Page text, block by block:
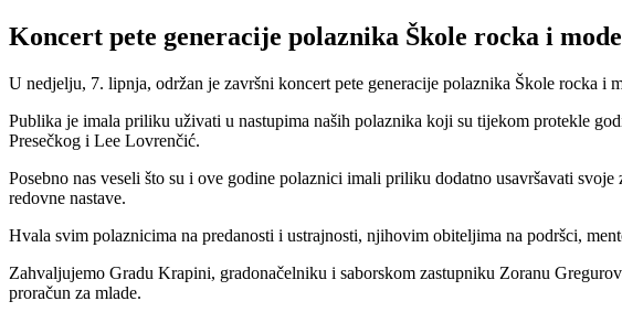
Koncert pete generacije polaznika Škole rocka i
U nedjelju, 7. lipnja, održan je završni koncert pete generacije polaznika Škole rocka i
Publika je imala priliku uživati u nastupima naših polaznika koji su tijekom protekle
Presečkog i Lee Lovrenčić.
Posebno nas veseli što su i ove godine polaznici imali priliku dodatno usavršavati
redovne nastave.
Hvala svim polaznicima na predanosti i ustrajnosti, njihovim obiteljima na podršci,
Zahvaljujemo Gradu Krapini, gradonačelniku i saborskom zastupniku Zoranu
proračun za mlade.